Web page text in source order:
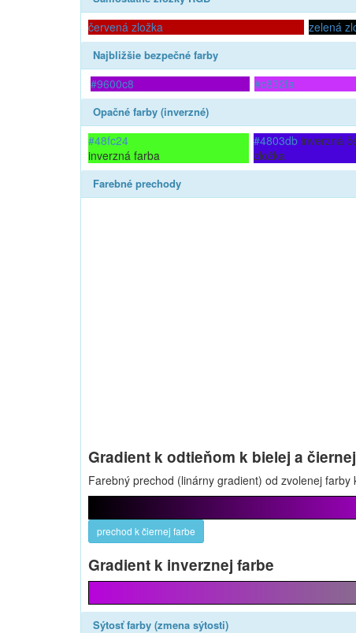
červená zložka zelená
Najbližšie bezpečné farby
#9600c8 #c832fa
Opačné farby (inverzné)
#48fc24
inverzná farba
#4803dbinverzná
zložka
Farebné prechody
Gradient k odtieňom k bielej a
Farebný prechod (linárny gradient) od zvolenej
prechod k čiernej farbe
Gradient k inverznej farbe
Sýtosť farby (zmena sýtosti)